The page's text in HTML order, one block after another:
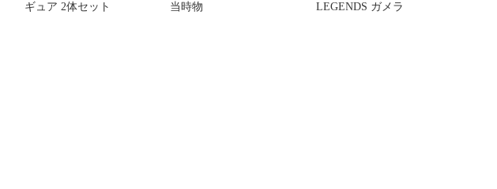
ギュア 2体セット
当時物
LEGENDS ガメラ